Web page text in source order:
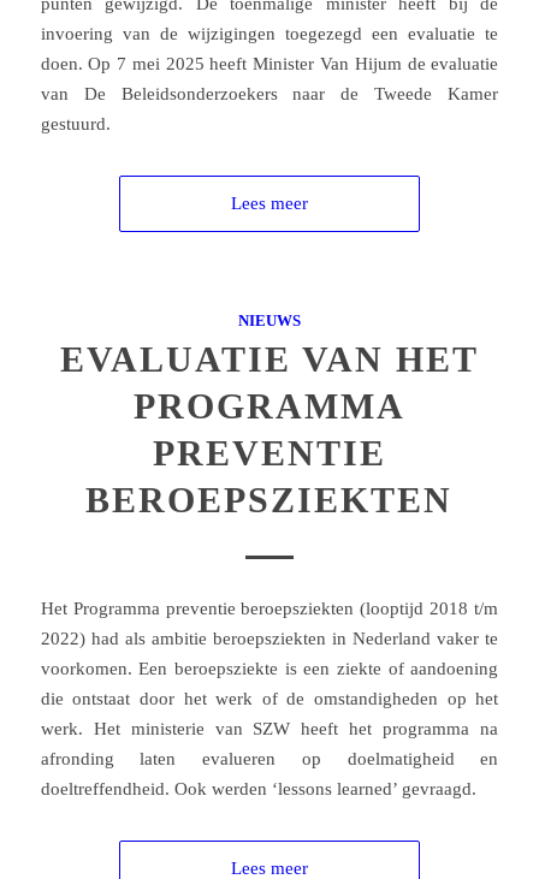
invoering van de wijzigingen toegezegd een evaluatie te
doen. Op 7 mei 2025 heeft Minister Van Hijum de evaluatie
van De Beleidsonderzoekers naar de Tweede Kamer
gestuurd.
Lees meer
NIEUWS
EVALUATIE VAN HET
PROGRAMMA
PREVENTIE
BEROEPSZIEKTEN
Het Programma preventie beroepsziekten (looptijd 2018 t/m
2022) had als ambitie beroepsziekten in Nederland vaker te
voorkomen. Een beroepsziekte is een ziekte of aandoening
die ontstaat door het werk of de omstandigheden op het
werk. Het ministerie van SZW heeft het programma na
afronding laten evalueren op doelmatigheid en
doeltreffendheid. Ook werden ‘lessons learned’ gevraagd.
Lees meer